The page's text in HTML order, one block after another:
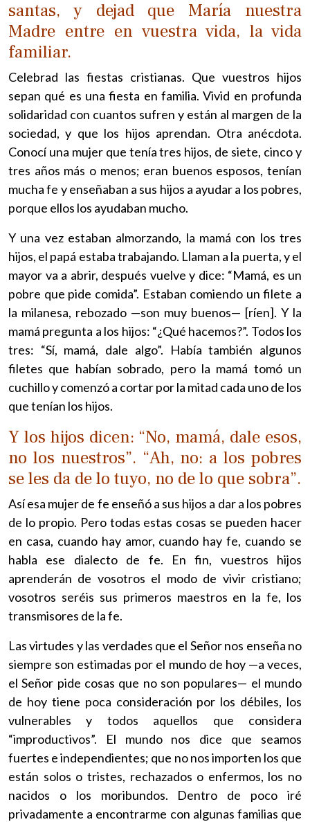
santas, y dejad que María nuestra
Madre entre en vuestra vida, la vida
familiar.
Celebrad las fiestas cristianas. Que vuestros hijos
sepan qué es una fiesta en familia. Vivid en profunda
solidaridad con cuantos sufren y están al margen de la
sociedad, y que los hijos aprendan. Otra anécdota.
Conocí una mujer que tenía tres hijos, de siete, cinco y
tres años más o menos; eran buenos esposos, tenían
mucha fe y enseñaban a sus hijos a ayudar a los pobres,
porque ellos los ayudaban mucho.
Y una vez estaban almorzando, la mamá con los tres
hijos, el papá estaba trabajando. Llaman a la puerta, y el
mayor va a abrir, después vuelve y dice: “Mamá, es un
pobre que pide comida”. Estaban comiendo un filete a
la milanesa, rebozado —son muy buenos— [ríen]. Y la
mamá pregunta a los hijos: “¿Qué hacemos?”. Todos los
tres: “Sí, mamá, dale algo”. Había también algunos
filetes que habían sobrado, pero la mamá tomó un
cuchillo y comenzó a cortar por la mitad cada uno de los
que tenían los hijos.
Y los hijos dicen: “No, mamá, dale esos,
no los nuestros”. “Ah, no: a los pobres
se les da de lo tuyo, no de lo que sobra”.
Así esa mujer de fe enseñó a sus hijos a dar a los pobres
de lo propio. Pero todas estas cosas se pueden hacer
en casa, cuando hay amor, cuando hay fe, cuando se
habla ese dialecto de fe. En fin, vuestros hijos
aprenderán de vosotros el modo de vivir cristiano;
vosotros seréis sus primeros maestros en la fe, los
transmisores de la fe.
Las virtudes y las verdades que el Señor nos enseña no
siempre son estimadas por el mundo de hoy —a veces,
el Señor pide cosas que no son populares— el mundo
de hoy tiene poca consideración por los débiles, los
vulnerables y todos aquellos que considera
“improductivos”. El mundo nos dice que seamos
fuertes e independientes; que no nos importen los que
están solos o tristes, rechazados o enfermos, los no
nacidos o los moribundos. Dentro de poco iré
privadamente a encontrarme con algunas familias que